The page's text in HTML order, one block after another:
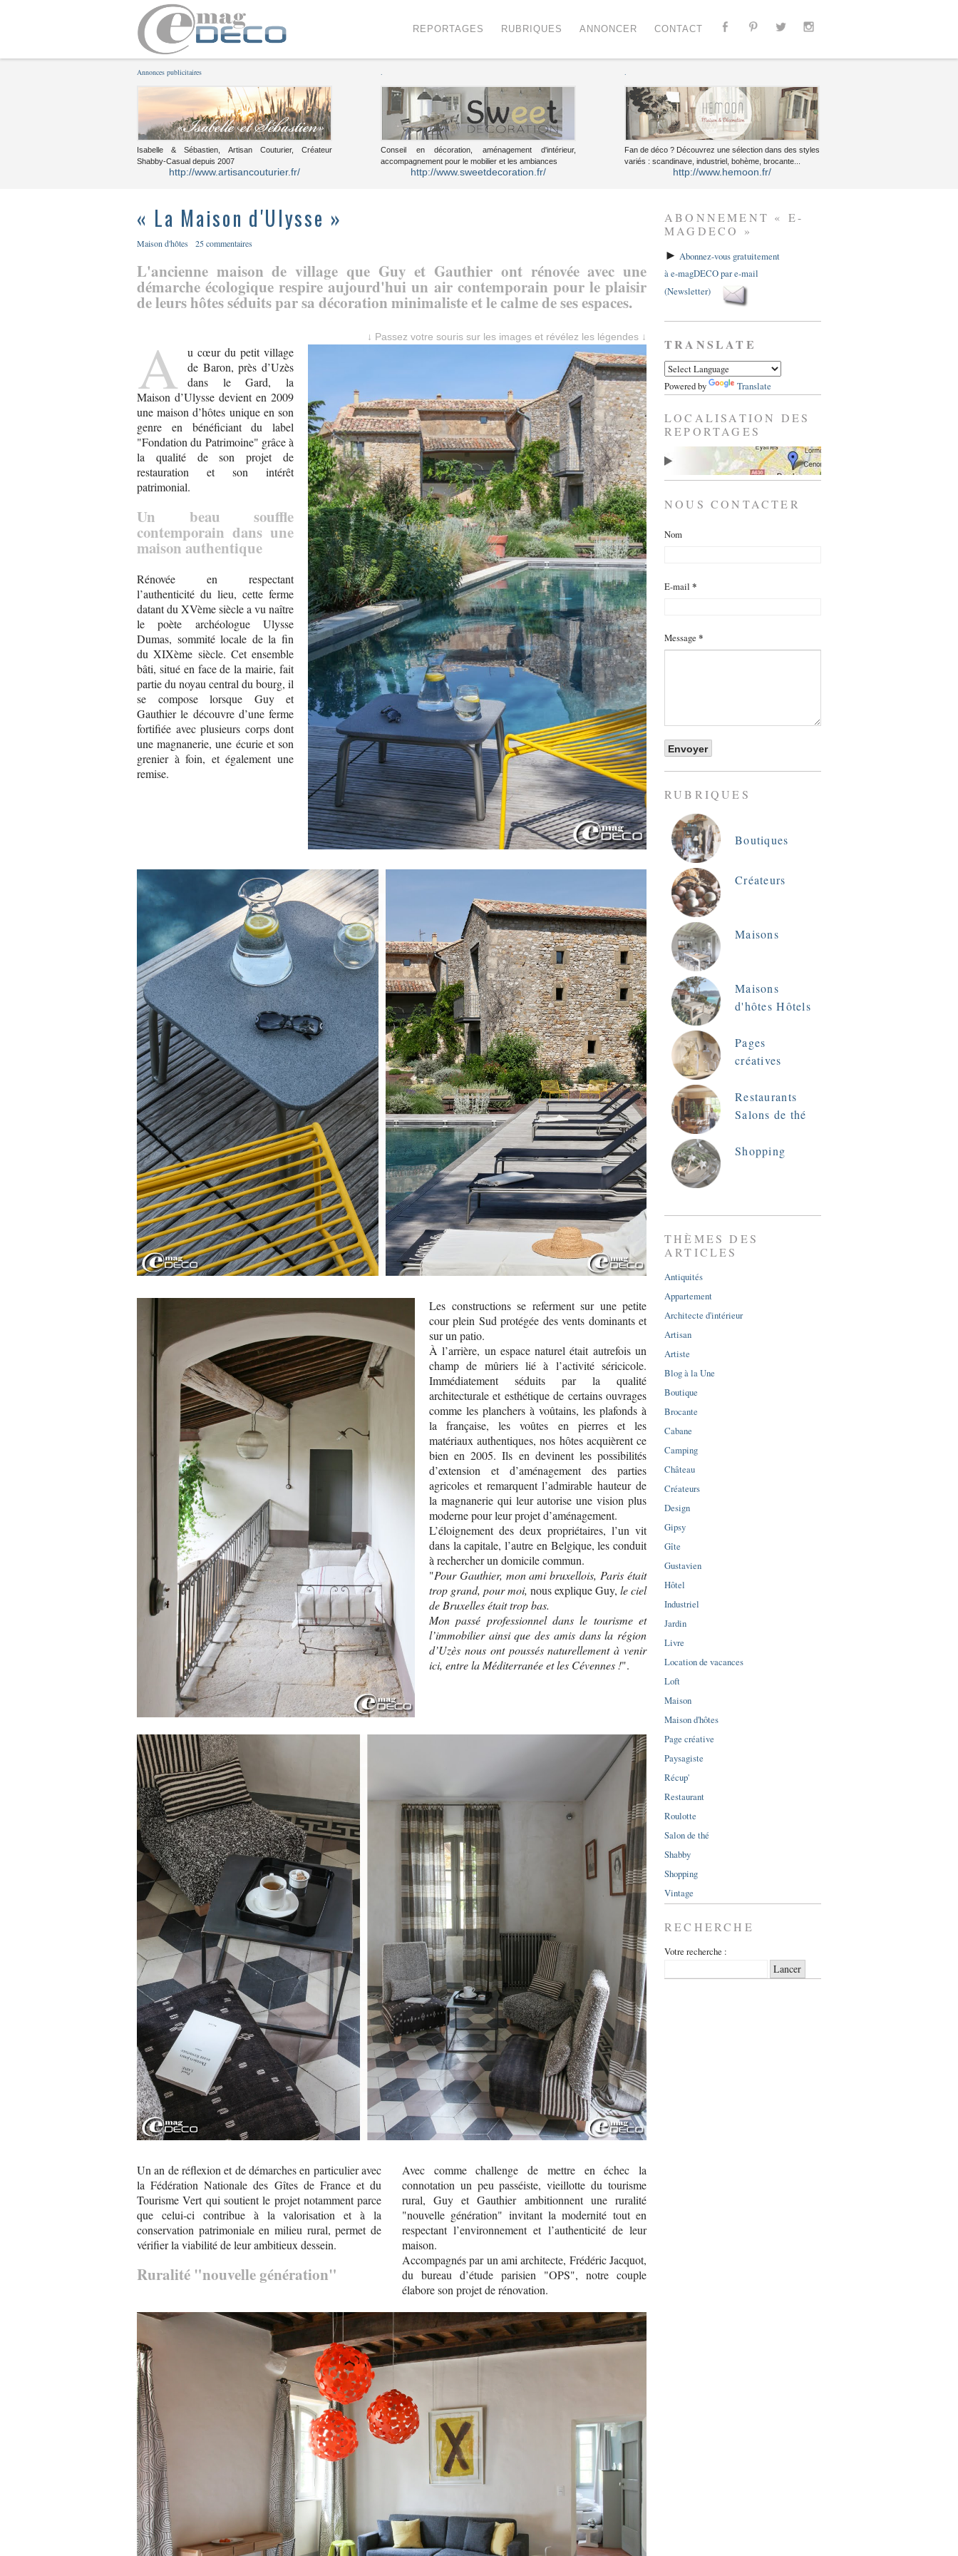
REPORTAGES RUBRIQUES ANNONCER CONTACT
Annonces publicitaires
Isabelle & Sébastien, Artisan Couturier, Créateur
Shabby-Casual depuis 2007
http://www.artisancouturier.fr/
Conseil en décoration, aménagement d'intérieur,
accompagnement pour le mobilier et les ambiances
http://www.sweetdecoration.fr/
Fan de déco ? Découvrez une sélection dans des styles
variés : scandinave, industriel, bohème, brocante...
http://www.hemoon.fr/
« La Maison d'Ulysse »
Maison d'hôtes 25 commentaires
L'ancienne maison de village que Guy et Gauthier ont rénovée avec une
démarche écologique respire aujourd'hui un air contemporain pour le plaisir
de leurs hôtes séduits par sa décoration minimaliste et le calme de ses espaces.
↓ Passez votre souris sur les images et révélez les légendes ↓
A
u cœur du petit village
de Baron, près d’Uzès
dans le Gard, la
Maison d’Ulysse devient en 2009
une maison d’hôtes unique en son
genre en bénéficiant du label
"Fondation du Patrimoine" grâce à
la qualité de son projet de
restauration et son intérêt
patrimonial.
Un beau souffle
contemporain dans une
maison authentique
Rénovée en respectant
l’authenticité du lieu, cette ferme
datant du XVème siècle a vu naître
le poète archéologue Ulysse
Dumas, sommité locale de la fin
du XIXème siècle. Cet ensemble
bâti, situé en face de la mairie, fait
partie du noyau central du bourg, il
se compose lorsque Guy et
Gauthier le découvre d’une ferme
fortifiée avec plusieurs corps dont
une magnanerie, une écurie et son
grenier à foin, et également une
remise.
Les constructions se referment sur une petite
cour plein Sud protégée des vents dominants et
sur un patio.
À l’arrière, un espace naturel était autrefois un
champ de mûriers lié à l’activité séricicole.
Immédiatement séduits par la qualité
architecturale et esthétique de certains ouvrages
comme les planchers à voûtains, les plafonds à
la française, les voûtes en pierres et les
matériaux authentiques, nos hôtes acquièrent ce
bien en 2005. Ils en devinent les possibilités
d’extension et d’aménagement des parties
agricoles et remarquent l’admirable hauteur de
la magnanerie qui leur autorise une vision plus
moderne pour leur projet d’aménagement.
L’éloignement des deux propriétaires, l’un vit
dans la capitale, l’autre en Belgique, les conduit
à rechercher un domicile commun.
"Pour Gauthier, mon ami bruxellois, Paris était
trop grand, pour moi, nous explique Guy, le ciel
de Bruxelles était trop bas.
Mon passé professionnel dans le tourisme et
l’immobilier ainsi que des amis dans la région
d’Uzès nous ont poussés naturellement à venir
ici, entre la Méditerranée et les Cévennes !".
Un an de réflexion et de démarches en particulier avec
la Fédération Nationale des Gîtes de France et du
Tourisme Vert qui soutient le projet notamment parce
que celui-ci contribue à la valorisation et à la
conservation patrimoniale en milieu rural, permet de
vérifier la viabilité de leur ambitieux dessein.
Ruralité "nouvelle génération"
Avec comme challenge de mettre en échec la
connotation un peu passéiste, vieillotte du tourisme
rural, Guy et Gauthier ambitionnent une ruralité
"nouvelle génération" invitant la modernité tout en
respectant l’environnement et l’authenticité de leur
maison.
Accompagnés par un ami architecte, Frédéric Jacquot,
du bureau d’étude parisien "OPS", notre couple
élabore son projet de rénovation.
ABONNEMENT « E-
MAGDECO »
► Abonnez-vous gratuitement
à e-magDECO par e-mail
(Newsletter)
TRANSLATE
Powered by Translate
LOCALISATION DES
REPORTAGES
NOUS CONTACTER
Nom
E-mail *
Message *
RUBRIQUES
Boutiques
Créateurs
Maisons
Maisons
d'hôtes Hôtels
Pages
créatives
Restaurants
Salons de thé
Shopping
THÈMES DES
ARTICLES
Antiquités
Appartement
Architecte d'intérieur
Artisan
Artiste
Blog à la Une
Boutique
Brocante
Cabane
Camping
Château
Créateurs
Design
Gipsy
Gîte
Gustavien
Hôtel
Industriel
Jardin
Livre
Location de vacances
Loft
Maison
Maison d'hôtes
Page créative
Paysagiste
Récup'
Restaurant
Roulotte
Salon de thé
Shabby
Shopping
Vintage
RECHERCHE
Votre recherche :